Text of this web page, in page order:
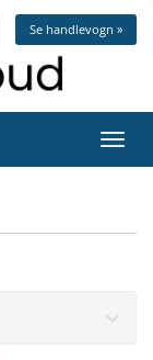
Se handlevogn »
Bytt